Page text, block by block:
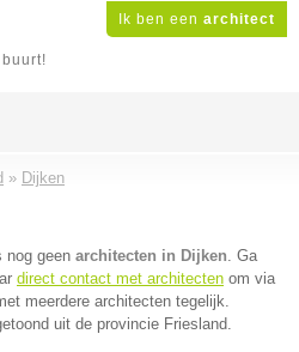
Ik ben een architect
» Dijken
nog geen architecten in Dijken. Ga
direct contact met architecten om via
meerdere architecten tegelijk.
uit de provincie Friesland.